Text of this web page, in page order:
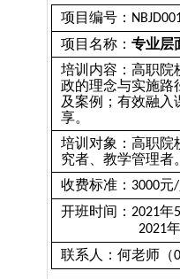
项目编号：
项目名称： 专业层
培训内容：高职院
政的理念与实施路
及案例；有效融
享。
培训对象：高职院
究者、教学管理者
收费标准： 3000元/
开班时间： 2021年5
2021年
联系人：何老师（